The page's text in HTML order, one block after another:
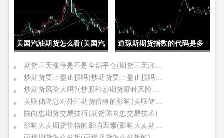
美国汽油期货怎么看(美国汽
油期货价格)
道琼斯期货指数的代码是多
少位(道琼斯期货指数的代码
是多少位的)
期货三天涨停是不是全部平仓(期货三天涨停是不是全部平仓了)
炒期货要止盈止损吗(炒期货要止盈止损吗是真的吗)
炒期货风险大吗?(炒股和炒期货哪种风险更大)
美联储降息对外汇期货价格的影响(美联储降息对外汇期货价格的影响有哪些)
陈向忠期货交易技巧(期货陈向忠交易技术)
影响大麦期货价格的影响因素(影响大麦期货价格的影响因素有哪些)